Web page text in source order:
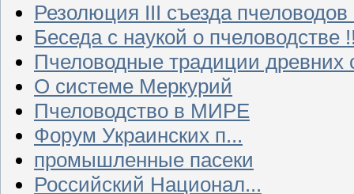
Резолюция III съезда
Беседа с наукой о пчеловодстве
Пчеловодные традиции древних
О системе Меркурий
Пчеловодство в МИРЕ
Форум Украинских п...
промышленные пасеки
Российский Национал...